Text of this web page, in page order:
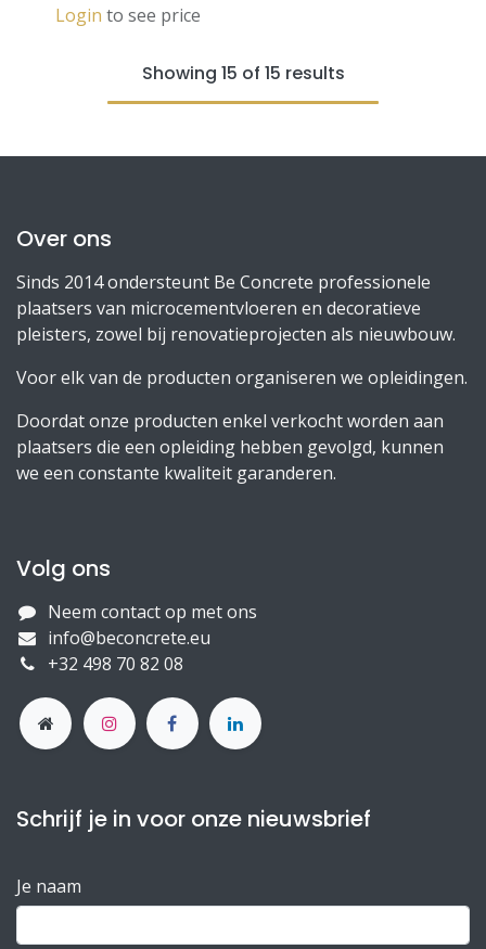
Login to see price
Showing 15 of 15 results
Over ons
Sinds 2014 ondersteunt Be Concrete professionele
plaatsers van microcementvloeren en decoratieve
pleisters, zowel bij renovatieprojecten als nieuwbouw.
Voor elk van de producten organiseren we opleidingen.
Doordat onze producten enkel verkocht worden aan
plaatsers die een opleiding hebben gevolgd, kunnen
we een constante kwaliteit garanderen.
Volg ons
Neem contact op met ons
info@beconcrete.eu
+32 498 70 82 08
Schrijf je in voor onze nieuwsbrief
Je naam